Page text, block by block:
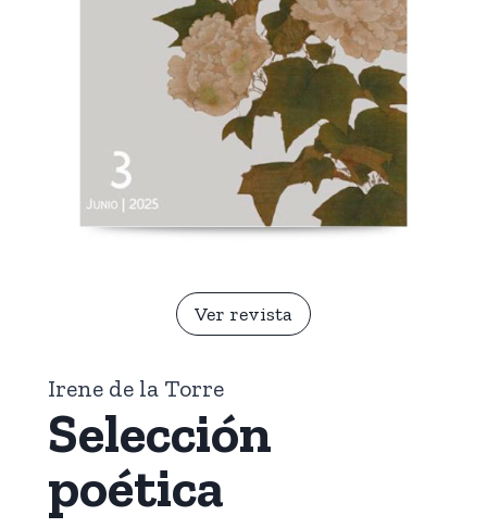
Ver revista
Irene de la Torre
Selección
poética